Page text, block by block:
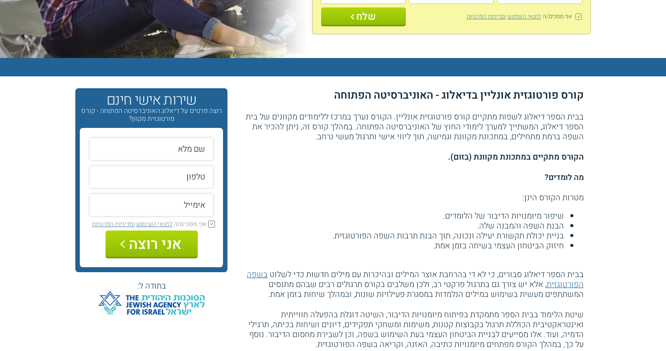
אני מסכים/הלתנאי השימוש ומדיניות הפרטיות שלח
קורס פורטוגזית אונליין בדיאלוג - האוניברסיטה הפתוחה
בבית הספר דיאלוג לשפות מתקיים קורס פורטוגזית אונליין. הקורס נערך במרכז ללימודים מקוונים של בית
הספר דיאלוג, המשתייך למערך לימודי החוץ של האוניברסיטה הפתוחה. במהלך קורס זה, ניתן להכיר את
השפה ברמת מתחילים, במתכונת מקוונת וגמישה, תוך ליווי אישי ותרגול מעשי נרחב.
הקורס מתקיים במתכונת מקוונת (בזום).
מה לומדים?
מטרות הקורס הינן:
שיפור מיומנויות הדיבור של הלומדים.
הבנת השפה והמבנה שלה.
בניית יכולת תקשורת יעילה ונכונה, תוך הבנת תרבות השפה הפורטוגזית.
חיזוק הביטחון העצמי בשיחה בזמן אמת.
בבית הספר דיאלוג סבורים, כי לא די בהרחבת אוצר המילים ובהיכרות עם מילים חדשות כדי לשלוט בשפה
הפורטוגזית, אלא יש צורך גם בתרגול פרקטי רב, ולכן משלבים בקורס תרגולים רבים שבהם מתנסים
המשתתפים מעשית בשימוש במילים הנלמדות במסגרת פעילויות שונות, ובמהלך שיחות בזמן אמת.
שיטת הלימוד בבית הספר מתמקדת בפיתוח מיומנויות הדיבור, השיטה דוגלת בהפעלה חווייתית
ואינטראקטיבית הכוללת תרגול בקבוצות קטנות, משימות ומשחקי תפקידים, דיונים ושיחות בכיתה, תרגילי
הדמיה, ועוד. אלו מסייעים לבניית הביטחון העצמי בעת השימוש בשפה, וכן לשבירת מחסום הדיבור. נוסף
על כך, במהלך הקורס מפתחים מיומנויות כתיבה, האזנה, וקריאה בשפה הפורטוגזית.
שירות אישי חינם
רוצה פרטים על דיאלוג האוניברסיטה הפתוחה - קורס
פורטוגזית מקוון?
אני מסכים/הלתנאי השימוש ומדיניות הפרטיות
אני רוצה
בתודה ל: